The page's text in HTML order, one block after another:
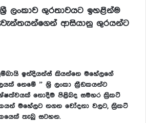
ලංකාව ශුරතාවයට ඉහළින්ම
ආසියානු ශුරයන්ට
ඉන්දියන්ස් කියන්නෙ මහේලගේ
නෙමේ ” ශ්‍රි ලංකා ක්‍රීඩකයන්ට
නොදීම පිළිබද සමහර ක්‍රිකට්
මහේලට නගන චෝදනා වලට, ක්‍රිකට්
තැබු සටහන.